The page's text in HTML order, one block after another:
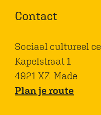
Contact
Sociaal cultureel
Kapelstraat 1
4921 XZ Made
Plan je route